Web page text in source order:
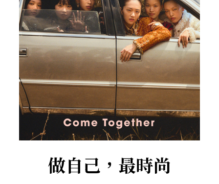
做自己，最時尚